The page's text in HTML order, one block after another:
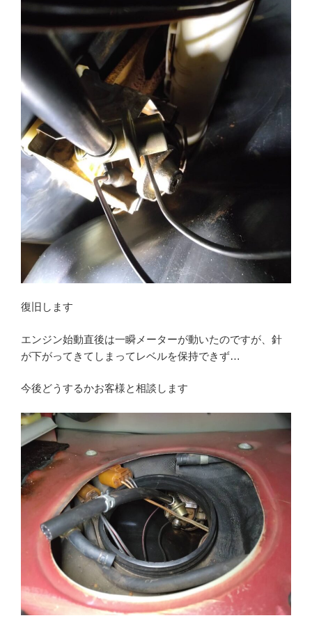
復旧します
エンジン始動直後は一瞬メーターが動いたのですが、針
が下がってきてしまってレベルを保持できず…
今後どうするかお客様と相談します